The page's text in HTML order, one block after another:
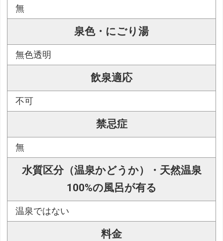
無
泉色・にごり湯
無色透明
飲泉適応
不可
禁忌症
無
水質区分（温泉かどうか）・天然温泉
100%の風呂が有る
温泉ではない
料金